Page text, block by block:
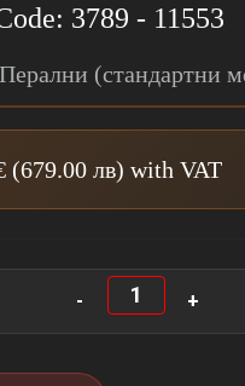
3789 - 11553
(стандартни
(679.00 лв) with VAT